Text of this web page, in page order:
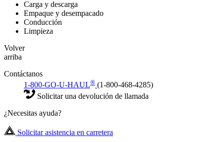
Carga y descarga
Empaque y desempacado
Conducción
Limpieza
Volver
arriba
Contáctanos
1-800-GO-U-HAUL® (1-800-468-4285)
Solicitar una devolución de llamada
¿Necesitas ayuda?
Solicitar asistencia en carretera